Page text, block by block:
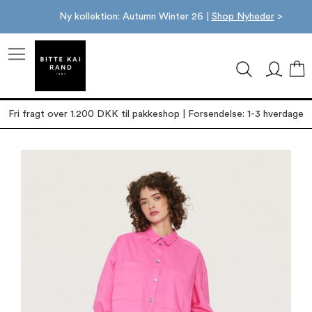
Ny kollektion: Autumn Winter 26 | Shop Nyheder>
Fri fragt over 1.200 DKK til pakkeshop | Forsendelse: 1-3 hverdage